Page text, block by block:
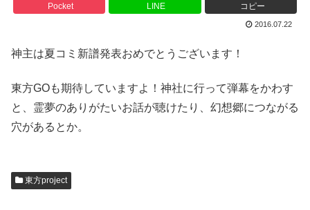
Pocket LINE コピー
2016.07.22
神主は夏コミ新譜発表おめでとうございます！
東方GOも期待していますよ！神社に行って弾幕をかわす
と、霊夢のありがたいお話が聴けたり、幻想郷につながる
穴があるとか。
東方project